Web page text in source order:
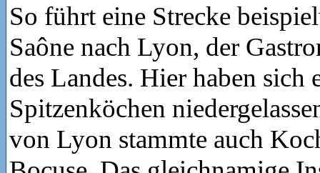
So führt eine Strecke
Saône nach Lyon, der
des Landes. Hier haben sich
Spitzenköchen
von Lyon stammte auch